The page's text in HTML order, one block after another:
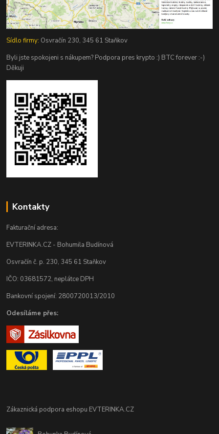
Sídlo firmy: Osvračín 230, 345 61 Staňkov
Byli jste spokojeni s nákupem? Podpora pres krypto :) BTC forever :-)
Děkuji
Kontakty
Fakturační adresa:
EVTERINKA.CZ - Bohumila Budínová
Osvračín č. p. 230, 345 61 Staňkov
IČO: 03681572, neplátce DPH
Bankovní spojení: 2800720013/2010
Odesíláme přes:
Zákaznická podpora eshopu EVTERINKA.CZ